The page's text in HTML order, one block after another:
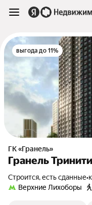
выгода до 11%
ГК «Гранель»
Гранель Тринити
Строится, есть сданные•
Верхние Лихоборы